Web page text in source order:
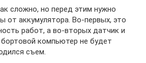
сложно, но перед этим нужно
от аккумулятора. Во-первых, это
работ, а во-вторых датчик и
компьютер не будет
съем.